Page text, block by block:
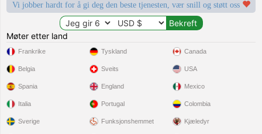
Vi jobber hardt for å gi deg den beste tjenesten, vær snill og støtt oss
Møter etter land
Frankrike
Belgia
Spania
Italia
Sverige
Tyskland
Sveits
England
Portugal
Funksjonshemmet
Canada
USA
Mexico
Colombia
Kjæledyr